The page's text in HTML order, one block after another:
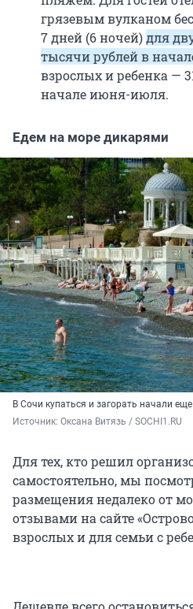
грязевым вулканом
7 дней (6 ночей)для
тысячи рублей в
взрослых и ребенка —
начале июня-июля.
Едем на море дикарями
В Сочи купаться и загорать начали
Источник: Оксана Витязь / SOCHI1.RU
Для тех, кто решил
самостоятельно, мы
размещения недалеко от
отзывами на сайте
взрослых и для семьи с